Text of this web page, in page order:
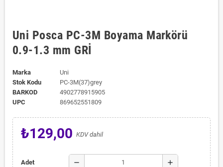
Uni Posca PC-3M Boyama Markörü
0.9-1.3 mm GRİ
Marka
Uni
Stok Kodu
PC-3M(37)grey
BARKOD
4902778915905
UPC
869652551809
₺129,00 KDV dahil
Adet remove add